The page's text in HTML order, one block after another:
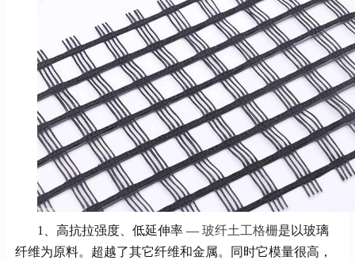
1、高抗拉强度、低延伸率 — 玻纤土工格栅是以玻璃
纤维为原料。超越了其它纤维和金属。同时它模量很高，